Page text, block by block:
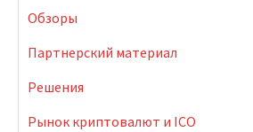
Обзоры
Партнерский материал
Решения
Рынок криптовалют и ICO